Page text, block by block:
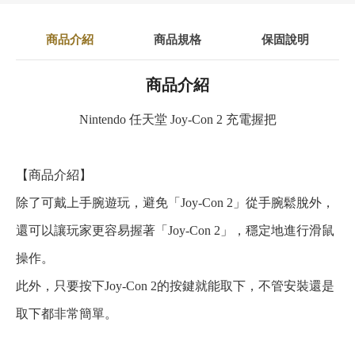
商品介紹 商品規格 保固說明
商品介紹
Nintendo 任天堂 Joy-Con 2 充電握把
【商品介紹】
除了可戴上手腕遊玩，避免「Joy-Con 2」從手腕鬆脫外，
還可以讓玩家更容易握著「Joy-Con 2」，穩定地進行滑鼠
操作。
此外，只要按下Joy-Con 2的按鍵就能取下，不管安裝還是
取下都非常簡單。